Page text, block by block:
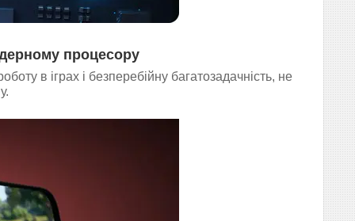
процесору
в іграх і безперебійну багатозадачність, не